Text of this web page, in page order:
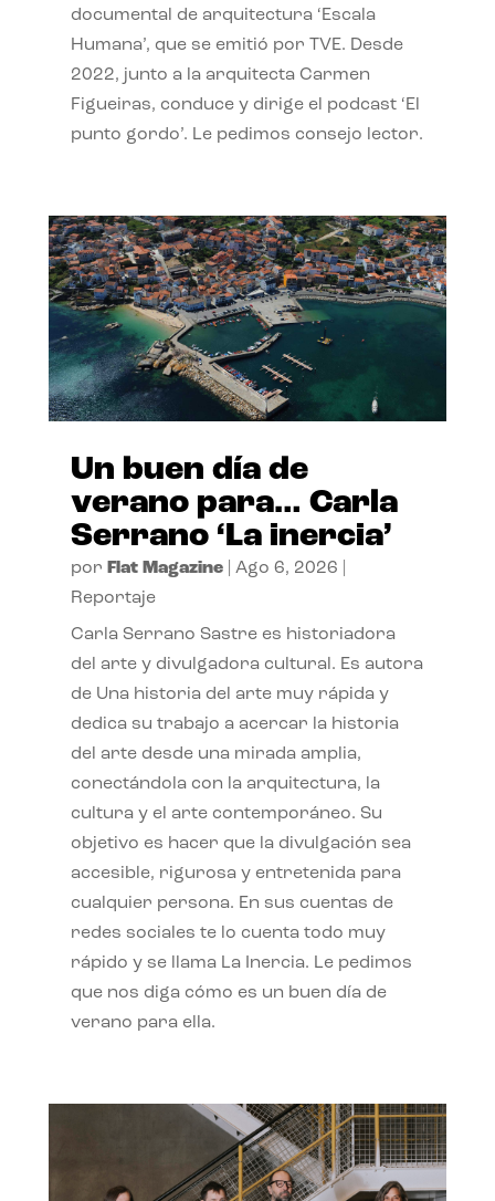
documental de arquitectura ‘Escala
Humana’, que se emitió por TVE. Desde
2022, junto a la arquitecta Carmen
Figueiras, conduce y dirige el podcast ‘El
punto gordo’. Le pedimos consejo lector.
Un buen día de
verano para… Carla
Serrano ‘La inercia’
por Flat Magazine| Ago 6, 2026
Reportaje
Carla Serrano Sastre es historiadora
del arte y divulgadora cultural. Es autora
de Una historia del arte muy rápida y
dedica su trabajo a acercar la historia
del arte desde una mirada amplia,
conectándola con la arquitectura, la
cultura y el arte contemporáneo. Su
objetivo es hacer que la divulgación sea
accesible, rigurosa y entretenida para
cualquier persona. En sus cuentas de
redes sociales te lo cuenta todo muy
rápido y se llama La Inercia. Le pedimos
que nos diga cómo es un buen día de
verano para ella.